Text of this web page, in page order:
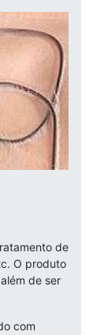
de
O produto
de ser
com